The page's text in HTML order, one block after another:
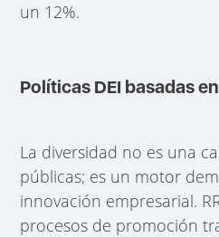
un 12%.
Políticas DEI basadas
La diversidad no es una
públicas; es un motor
innovación empresarial.
procesos de promoción